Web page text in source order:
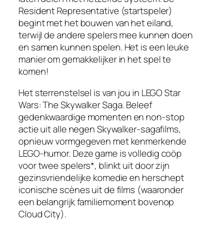
Resident Representative (startspeler)
begint met het bouwen van het eiland,
terwijl de andere spelers mee kunnen doen
en samen kunnen spelen. Het is een leuke
manier om gemakkelijker in het spel te
komen!
Het sterrenstelsel is van jou in LEGO Star
Wars: The Skywalker Saga. Beleef
gedenkwaardige momenten en non-stop
actie uit alle negen Skywalker-sagafilms,
opnieuw vormgegeven met kenmerkende
LEGO-humor. Deze game is volledig coöp
voor twee spelers*, blinkt uit door zijn
gezinsvriendelijke komedie en herschept
iconische scènes uit de films (waaronder
een belangrijk familiemoment bovenop
Cloud City).